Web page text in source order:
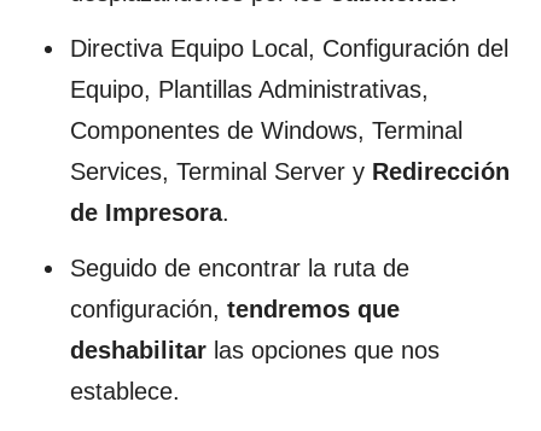
Directiva Equipo Local, Configuración del
Equipo, Plantillas Administrativas,
Componentes de Windows, Terminal
Services, Terminal Server y Redirección
de Impresora.
Seguido de encontrar la ruta de
configuración, tendremos que
deshabilitar las opciones que nos
establece.